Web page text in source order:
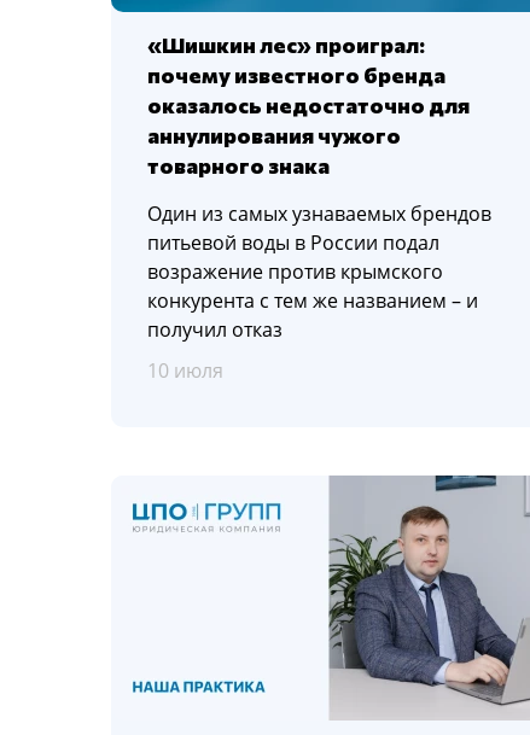
«Шишкин лес» проиграл:
почему известного бренда
оказалось недостаточно для
аннулирования чужого
товарного знака
Один из самых узнаваемых брендов
питьевой воды в России подал
возражение против крымского
конкурента с тем же названием – и
получил отказ
10 июля